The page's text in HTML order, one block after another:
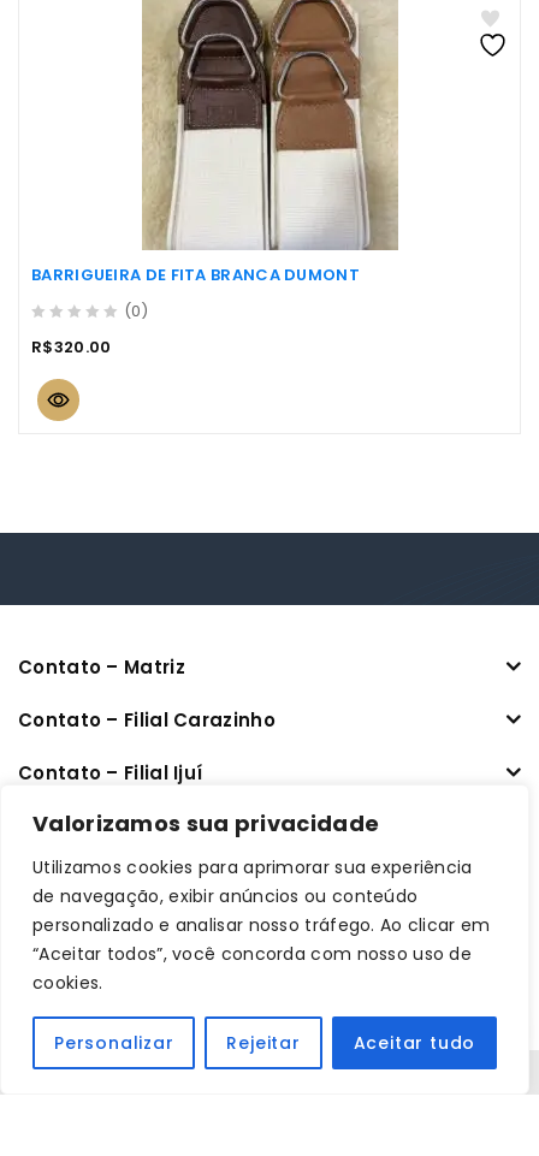
Valorizamos sua privacidade
Utilizamos cookies para aprimorar sua experiência
de navegação, exibir anúncios ou conteúdo
personalizado e analisar nosso tráfego. Ao clicar em
“Aceitar todos”, você concorda com nosso uso de
cookies.
Personalizar Rejeitar Aceitar tudo
BARRIGUEIRA DE FITA BRANCA DUMONT
out
5
(0)
R$320.00
Contato – Matriz
Contato – Filial Carazinho
Contato – Filial Ijuí
CNPJ: 33.470.401/0001-64
Links úteis
Informações
Minha conta
Copyright © 2026 Dintec Sistemas